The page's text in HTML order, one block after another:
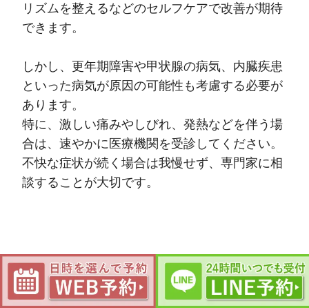
リズムを整えるなどのセルフケアで改善が期待
できます。
しかし、更年期障害や甲状腺の病気、内臓疾患
といった病気が原因の可能性も考慮する必要が
あります。
特に、激しい痛みやしびれ、発熱などを伴う場
合は、速やかに医療機関を受診してください。
不快な症状が続く場合は我慢せず、専門家に相
談することが大切です。
症例・患者さんの声